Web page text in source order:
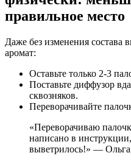
правильное место
Даже без изменения состава
аромат:
Оставьте только 2-3
Поставьте диффузор
сквозняков.
Переворачивайте
«Переворачиваю
написано в
выветрилось!» —